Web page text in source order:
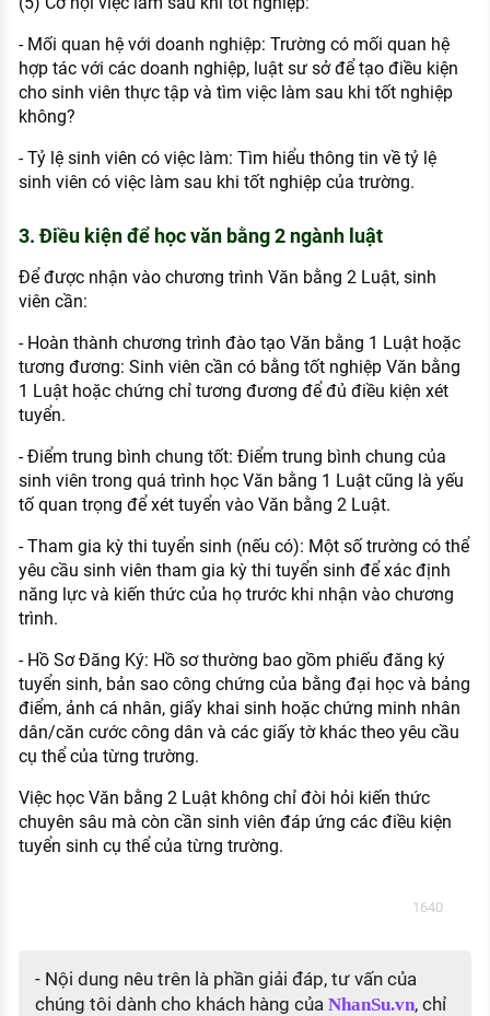
- Mối quan hệ với doanh nghiệp: Trường có mối quan hệ
hợp tác với các doanh nghiệp, luật sư sở để tạo điều kiện
cho sinh viên thực tập và tìm việc làm sau khi tốt nghiệp
không?
- Tỷ lệ sinh viên có việc làm: Tìm hiểu thông tin về tỷ lệ
sinh viên có việc làm sau khi tốt nghiệp của trường.
3. Điều kiện để học văn bằng 2 ngành luật
Để được nhận vào chương trình Văn bằng 2 Luật, sinh
viên cần:
- Hoàn thành chương trình đào tạo Văn bằng 1 Luật hoặc
tương đương: Sinh viên cần có bằng tốt nghiệp Văn bằng
1 Luật hoặc chứng chỉ tương đương để đủ điều kiện xét
tuyển.
- Điểm trung bình chung tốt: Điểm trung bình chung của
sinh viên trong quá trình học Văn bằng 1 Luật cũng là yếu
tố quan trọng để xét tuyển vào Văn bằng 2 Luật.
- Tham gia kỳ thi tuyển sinh (nếu có): Một số trường có thể
yêu cầu sinh viên tham gia kỳ thi tuyển sinh để xác định
năng lực và kiến thức của họ trước khi nhận vào chương
trình.
- Hồ Sơ Đăng Ký: Hồ sơ thường bao gồm phiếu đăng ký
tuyển sinh, bản sao công chứng của bằng đại học và bảng
điểm, ảnh cá nhân, giấy khai sinh hoặc chứng minh nhân
dân/căn cước công dân và các giấy tờ khác theo yêu cầu
cụ thể của từng trường​​​​​​.
Việc học Văn bằng 2 Luật không chỉ đòi hỏi kiến thức
chuyên sâu mà còn cần sinh viên đáp ứng các điều kiện
tuyển sinh cụ thể của từng trường.
1640
- Nội dung nêu trên là phần giải đáp, tư vấn của
chúng tôi dành cho khách hàng của NhanSu.vn, chỉ